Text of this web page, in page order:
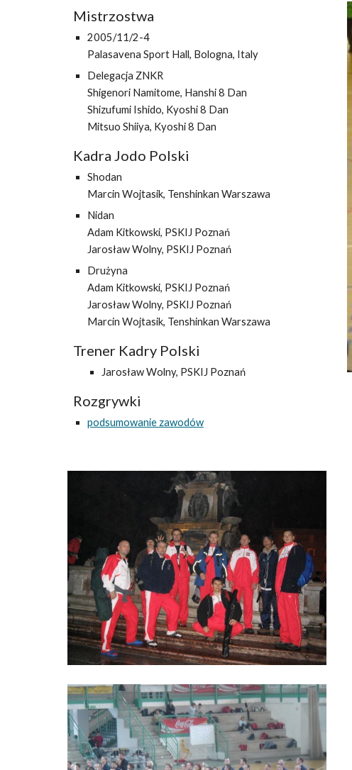
Mistrzostwa
2005/11/2-4
Palasavena Sport Hall, Bologna, Italy
Delegacja ZNKR
Shigenori Namitome, Hanshi 8 Dan
Shizufumi Ishido, Kyoshi 8 Dan
Mitsuo Shiiya, Kyoshi 8 Dan
Kadra Jodo Polski
Shodan
Marcin Wojtasik, Tenshinkan Warszawa
Nidan
Adam Kitkowski, PSKIJ Poznań
Jarosław Wolny, PSKIJ Poznań
Drużyna
Adam Kitkowski, PSKIJ Poznań
Jarosław Wolny, PSKIJ Poznań
Marcin Wojtasik, Tenshinkan Warszawa
Trener Kadry Polski
Jarosław Wolny, PSKIJ Poznań
Rozgrywki
podsumowanie zawodów